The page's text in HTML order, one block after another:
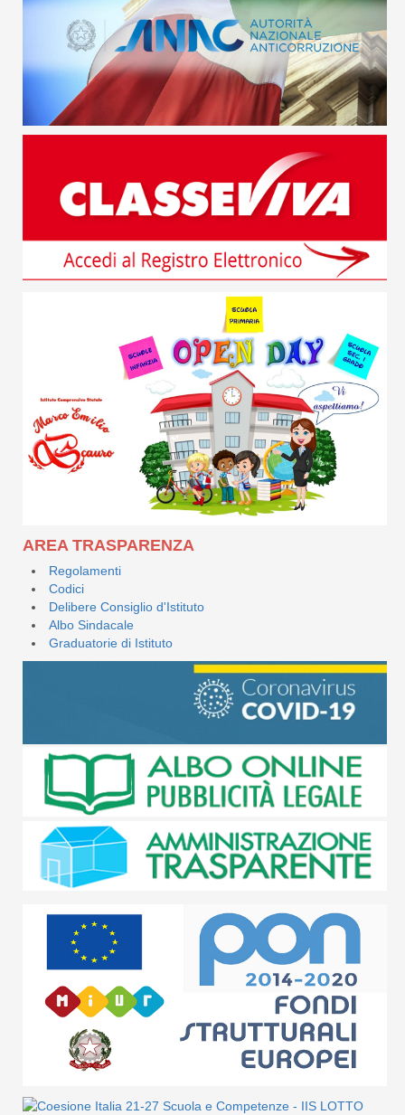
AREA TRASPARENZA
Regolamenti
Codici
Delibere Consiglio d'Istituto
Albo Sindacale
Graduatorie di Istituto